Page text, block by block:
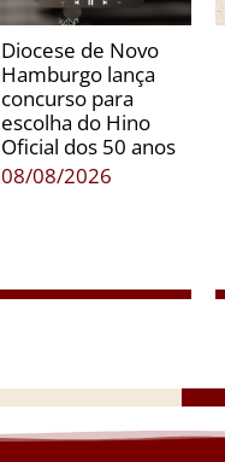
Diocese de Novo
Hamburgo lança
concurso para
escolha do Hino
Oficial dos 50 anos
08/08/2026